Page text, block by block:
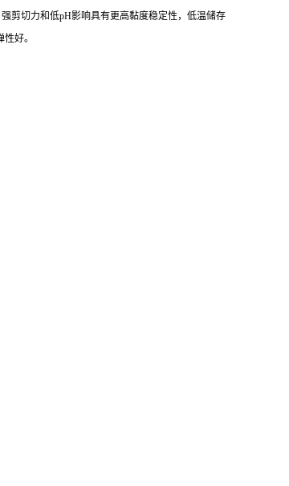
剪切力和低pH影响具有更高黏度稳定性，低温储存
好。